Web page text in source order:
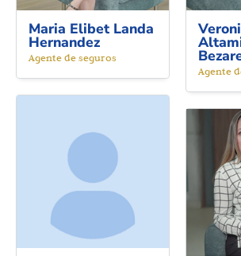
Maria Elibet Landa
Hernandez
Agente de seguros
Agente